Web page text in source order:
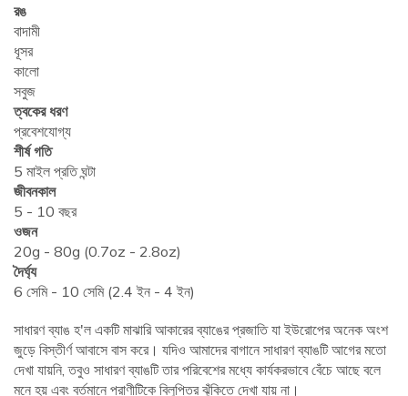
রঙ
বাদামী
ধূসর
কালো
সবুজ
ত্বকের ধরণ
প্রবেশযোগ্য
শীর্ষ গতি
5 মাইল প্রতি ঘন্টা
জীবনকাল
5 - 10 বছর
ওজন
20g - 80g (0.7oz - 2.8oz)
দৈর্ঘ্য
6 সেমি - 10 সেমি (2.4 ইন - 4 ইন)
সাধারণ ব্যাঙ হ'ল একটি মাঝারি আকারের ব্যাঙের প্রজাতি যা ইউরোপের অনেক অংশ
জুড়ে বিস্তীর্ণ আবাসে বাস করে। যদিও আমাদের বাগানে সাধারণ ব্যাঙটি আগের মতো
দেখা যায়নি, তবুও সাধারণ ব্যাঙটি তার পরিবেশের মধ্যে কার্যকরভাবে বেঁচে আছে বলে
মনে হয় এবং বর্তমানে প্রাণীটিকে বিলুপ্তির ঝুঁকিতে দেখা যায় না।